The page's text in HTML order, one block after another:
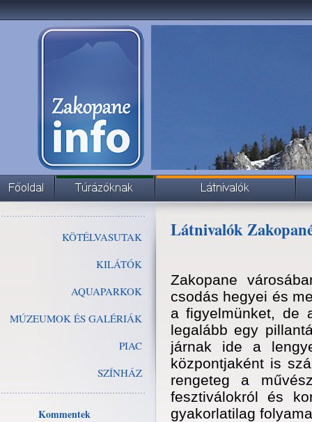
KÖTÉLVASUTAK
KILÁTÓK
AQUAPARKOK
MÚZEUMOK ÉS GALÉRIÁK
PIAC
SZÍNHÁZ
Kommentek
Látnivalók
Zakopane
csodás hegyei és
a figyelmünket, de
legalább egy
járnak ide a
központjaként is
rengeteg a
fesztiválokról és
gyakorlatilag